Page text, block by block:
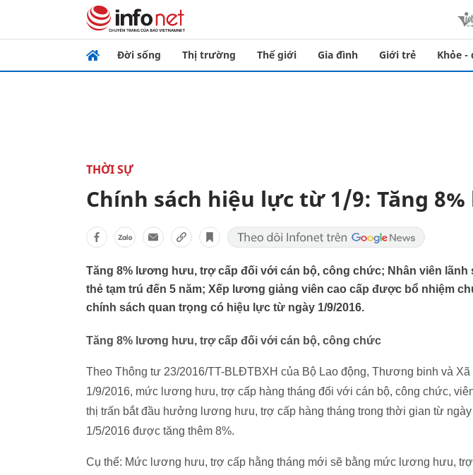
Đời sống Thị trường Thế giới Gia đình Giới trẻ Khỏe -
THỜI SỰ
Chính sách hiệu lực từ 1/9: Tăng
Tăng 8% lương hưu, trợ cấp đối với cán bộ, công chức; Nhân viên
thẻ tạm trú đến 5 năm; Xếp lương giảng viên cao cấp được bổ nhiệm
chính sách quan trọng có hiệu lực từ ngày 1/9/2016.
Tăng 8% lương hưu, trợ cấp đối với cán bộ, công chức
Theo Thông tư 23/2016/TT-BLĐTBXH của Bộ Lao động, Thương binh và
1/9/2016, mức lương hưu, trợ cấp hàng tháng đối với cán bộ, công chức,
thị trấn bắt đầu hưởng lương hưu, trợ cấp hàng tháng trong thời gian từ
1/5/2016 được tăng thêm 8%.
Cụ thể: Mức lương hưu, trợ cấp hằng tháng mới sẽ bằng mức lương hưu,